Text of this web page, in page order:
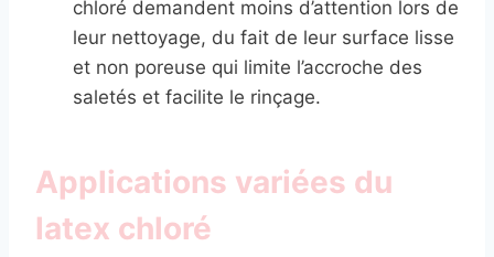
chloré demandent moins d’attention lors de
leur nettoyage, du fait de leur surface lisse
et non poreuse qui limite l’accroche des
saletés et facilite le rinçage.
Applications variées du
latex chloré